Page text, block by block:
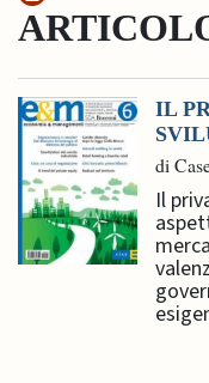
IL
di
Il